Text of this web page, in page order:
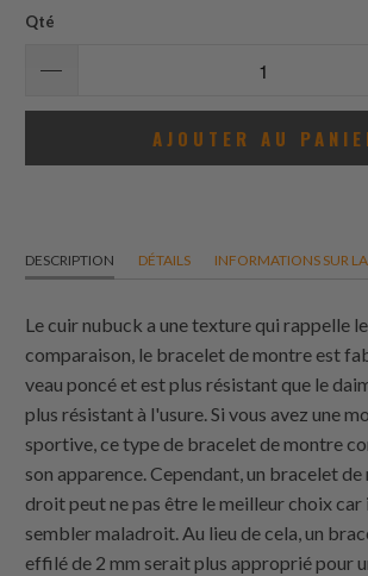
Qté
AJOUTER AU
DESCRIPTION DÉTAILS INFORMATIONS SUR
Le cuir nubuck a une texture qui rappelle
comparaison, le bracelet de montre est
veau poncé et est plus résistant que le
plus résistant à l'usure. Si vous avez une
sportive, ce type de bracelet de montre
son apparence. Cependant, un bracelet
droit peut ne pas être le meilleur choix
sembler maladroit. Au lieu de cela, un
effilé de 2 mm serait plus approprié pour